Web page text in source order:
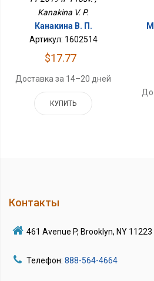
Kanakina V. P.
Канакина В. П.
Артикул: 1602514
$17.77
Доставка за 14–20 дней
КУПИТЬ
Контакты
461 Avenue P, Brooklyn, NY 11223
Телефон: 888-564-4664